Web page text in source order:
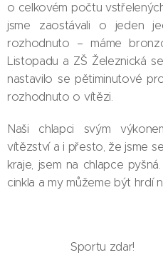
o celkovém počtu
jsme zaostávali o jeden
rozhodnuto – máme
Listopadu a ZŠ Železnická
nastavilo se pětiminutové
rozhodnuto o vítězi.
Naši chlapci svým
vítězství a i přesto, že jsme
kraje, jsem na chlapce
cinkla a my můžeme být hrdí
Sportu zdar!